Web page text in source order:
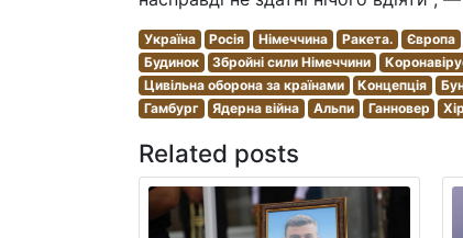
Україна Росія Німеччина Ракета. Європа
Будинок
Збройні сили Німеччини
Цивільна оборона за країнами
Концепція
Гамбург
Ядерна війна Альпи Ганновер
Related posts